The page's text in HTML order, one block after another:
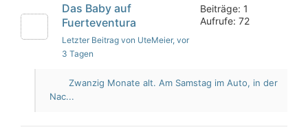
Das Baby auf
Fuerteventura
Letzter Beitrag von UteMeier, vor
3 Tagen
Beiträge: 1
Aufrufe: 72
Zwanzig Monate alt. Am Samstag im Auto, in der
Nac...